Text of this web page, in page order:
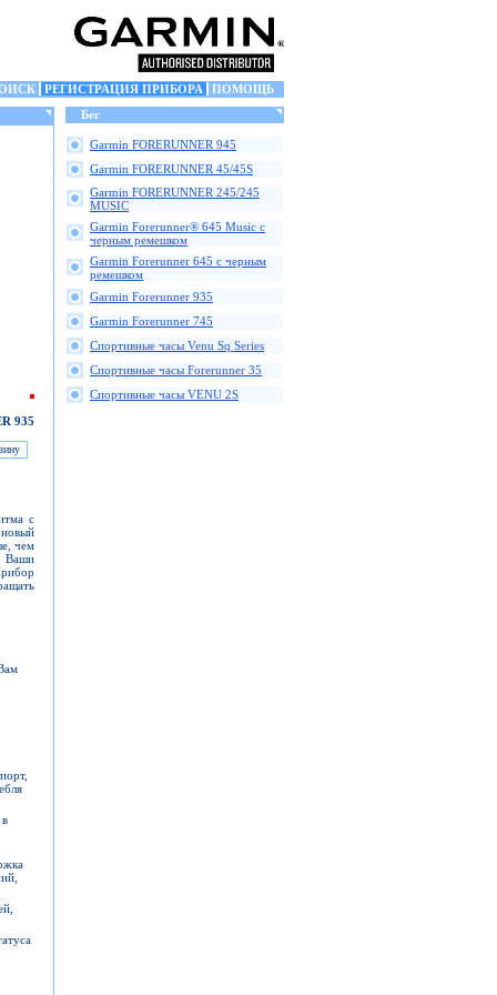
РЕГИСТРАЦИЯ ПРИБОРА ПОМОЩЬ
935
с
новый
чем
Ваши
Бег
Garmin FORERUNNER 945
Garmin FORERUNNER 45/45S
Garmin FORERUNNER 245/245
MUSIC
Garmin Forerunner® 645 Music с
черным ремешком
Garmin Forerunner 645 с черным
ремешком
Garmin Forerunner 935
Garmin Forerunner 745
Спортивные часы Venu Sq Series
Спортивные часы Forerunner 35
Спортивные часы VENU 2S